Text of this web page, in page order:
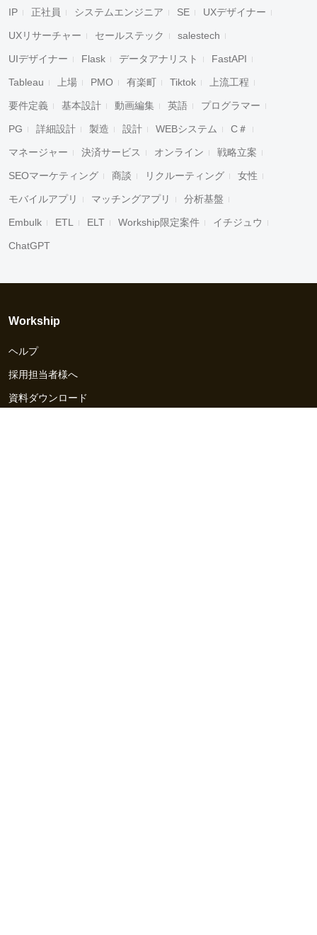
IP 正社員 システムエンジニア SE UXデザイナー
UXリサーチャー セールステック salestech
UIデザイナー Flask データアナリスト FastAPI
Tableau 上場 PMO 有楽町 Tiktok 上流工程
要件定義 基本設計 動画編集 英語 プログラマー
PG 詳細設計 製造 設計 WEBシステム C＃
マネージャー 決済サービス オンライン 戦略立案
SEOマーケティング 商談 リクルーティング 女性
モバイルアプリ マッチングアプリ 分析基盤
Embulk ETL ELT Workship限定案件 イチジュウ
ChatGPT
Workship
ヘルプ
採用担当者様へ
資料ダウンロード